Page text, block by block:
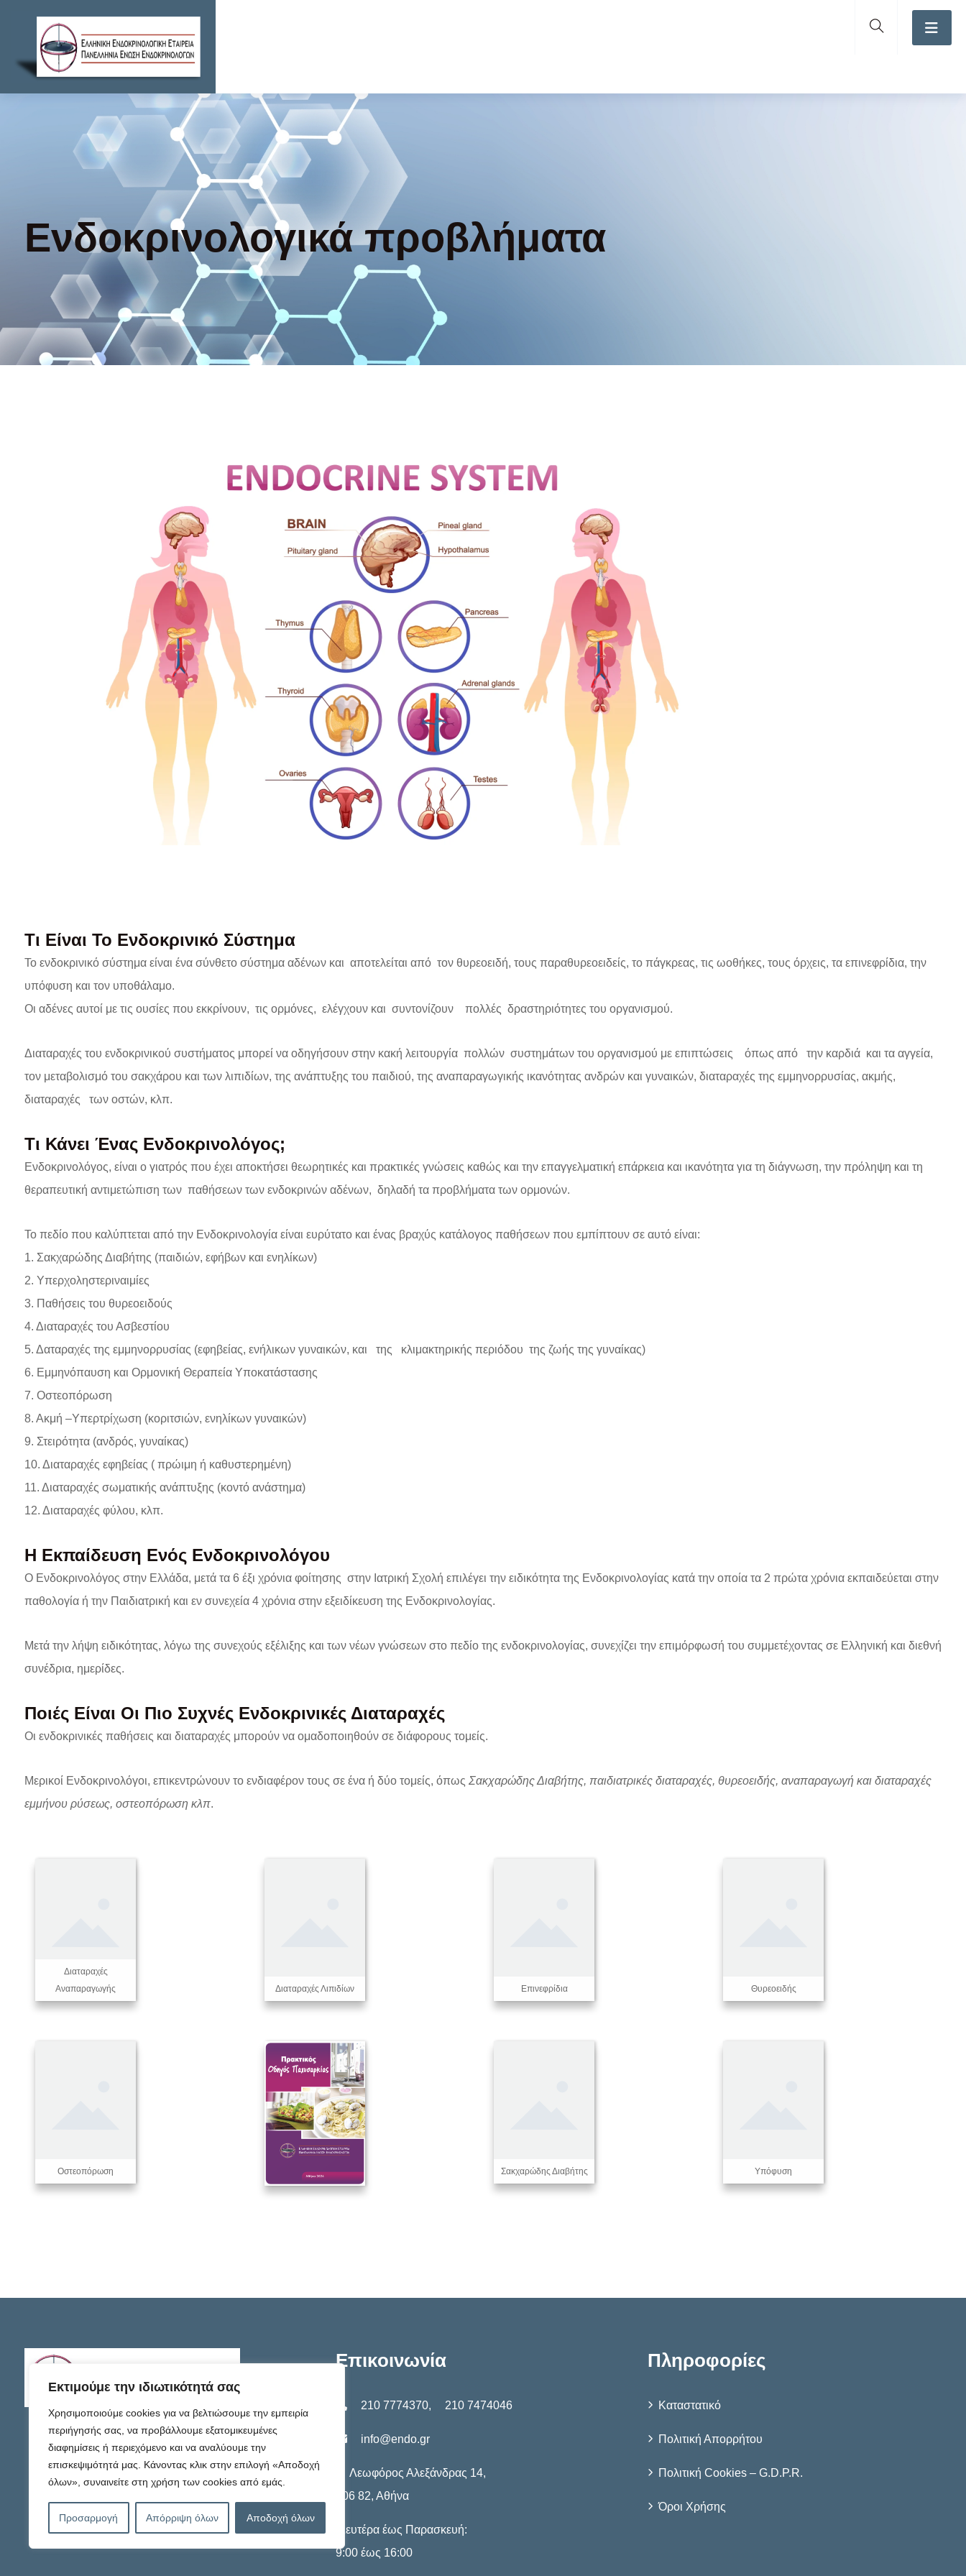
Εκτιμούμε την ιδιωτικότητά σας
Χρησιμοποιούμε cookies για να βελτιώσουμε την εμπειρία
περιήγησής σας, να προβάλλουμε εξατομικευμένες
διαφημίσεις ή περιεχόμενο και να αναλύουμε την
επισκεψιμότητά μας. Κάνοντας κλικ στην επιλογή «Αποδοχή
όλων», συναινείτε στη χρήση των cookies από εμάς.
Προσαρμογή Απόρριψη όλων Αποδοχή όλων
Ενδοκρινολογικά προβλήματα
Τι Είναι Το Ενδοκρινικό Σύστημα
Το ενδοκρινικό σύστημα είναι ένα σύνθετο σύστημα αδένων και αποτελείται από τον θυρεοειδή, τους παραθυρεοειδείς, το πάγκρεας, τις ωοθήκες, τους όρχεις, τα επινεφρίδια, την
υπόφυση και τον υποθάλαμο.
Οι αδένες αυτοί με τις ουσίες που εκκρίνουν, τις ορμόνες, ελέγχουν και συντονίζουν πολλές δραστηριότητες του οργανισμού.
Διαταραχές του ενδοκρινικού συστήματος μπορεί να οδηγήσουν στην κακή λειτουργία πολλών συστημάτων του οργανισμού με επιπτώσεις όπως από την καρδιά και τα αγγεία,
τον μεταβολισμό του σακχάρου και των λιπιδίων, της ανάπτυξης του παιδιού, της αναπαραγωγικής ικανότητας ανδρών και γυναικών, διαταραχές της εμμηνορρυσίας, ακμής,
διαταραχές των οστών, κλπ.
Τι Κάνει Ένας Ενδοκρινολόγος;
Ενδοκρινολόγος, είναι ο γιατρός που έχει αποκτήσει θεωρητικές και πρακτικές γνώσεις καθώς και την επαγγελματική επάρκεια και ικανότητα για τη διάγνωση, την πρόληψη και τη
θεραπευτική αντιμετώπιση των παθήσεων των ενδοκρινών αδένων, δηλαδή τα προβλήματα των ορμονών.
Το πεδίο που καλύπτεται από την Ενδοκρινολογία είναι ευρύτατο και ένας βραχύς κατάλογος παθήσεων που εμπίπτουν σε αυτό είναι:
1. Σακχαρώδης Διαβήτης (παιδιών, εφήβων και ενηλίκων)
2. Υπερχοληστεριναιμίες
3. Παθήσεις του θυρεοειδούς
4. Διαταραχές του Ασβεστίου
5. Δαταραχές της εμμηνορρυσίας (εφηβείας, ενήλικων γυναικών, και της κλιμακτηρικής περιόδου της ζωής της γυναίκας)
6. Εμμηνόπαυση και Ορμονική Θεραπεία Υποκατάστασης
7. Οστεοπόρωση
8. Ακμή –Υπερτρίχωση (κοριτσιών, ενηλίκων γυναικών)
9. Στειρότητα (ανδρός, γυναίκας)
10. Διαταραχές εφηβείας ( πρώιμη ή καθυστερημένη)
11. Διαταραχές σωματικής ανάπτυξης (κοντό ανάστημα)
12. Διαταραχές φύλου, κλπ.
Η Εκπαίδευση Ενός Ενδοκρινολόγου
Ο Ενδοκρινολόγος στην Ελλάδα, μετά τα 6 έξι χρόνια φοίτησης στην Ιατρική Σχολή επιλέγει την ειδικότητα της Ενδοκρινολογίας κατά την οποία τα 2 πρώτα χρόνια εκπαιδεύεται στην
παθολογία ή την Παιδιατρική και εν συνεχεία 4 χρόνια στην εξειδίκευση της Ενδοκρινολογίας.
Μετά την λήψη ειδικότητας, λόγω της συνεχούς εξέλιξης και των νέων γνώσεων στο πεδίο της ενδοκρινολογίας, συνεχίζει την επιμόρφωσή του συμμετέχοντας σε Ελληνική και διεθνή
συνέδρια, ημερίδες.
Ποιές Είναι Οι Πιο Συχνές Ενδοκρινικές Διαταραχές
Οι ενδοκρινικές παθήσεις και διαταραχές μπορούν να ομαδοποιηθούν σε διάφορους τομείς.
Μερικοί Ενδοκρινολόγοι, επικεντρώνουν το ενδιαφέρον τους σε ένα ή δύο τομείς, όπως Σακχαρώδης Διαβήτης, παιδιατρικές διαταραχές, θυρεοειδής, αναπαραγωγή και διαταραχές
εμμήνου ρύσεως, οστεοπόρωση κλπ.
Διαταραχές
Αναπαραγωγής
Διαταραχές Λιπιδίων Επινεφρίδια Θυρεοειδής
Οστεοπόρωση Σακχαρώδης Διαβήτης Υπόφυση
Επικοινωνία
210 7774370, 210 7474046
info@endo.gr
Λεωφόρος Αλεξάνδρας 14,
106 82, Αθήνα
Δευτέρα έως Παρασκευή:
9:00 έως 16:00
Πληροφορίες
Καταστατικό
Πολιτική Απορρήτου
Πολιτική Cookies – G.D.P.R.
Όροι Χρήσης